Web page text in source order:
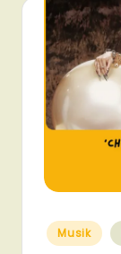
Posted
in
Musik